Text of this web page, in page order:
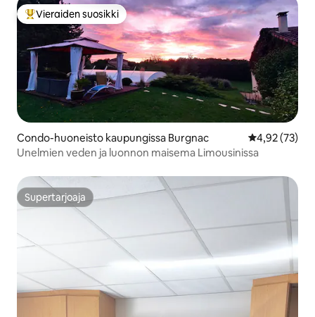
Vieraiden suosikkien parhaimmistoa
Vieraiden suosikki
Condo-huoneisto kaupungissa Burgnac
4,92 (73)
Unelmien veden ja luonnon maisema Limousinissa
Supertarjoaja
Supertarjoaja